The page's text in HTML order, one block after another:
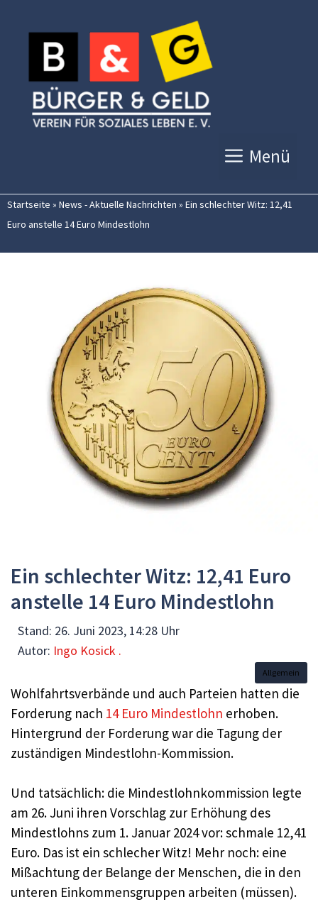
Inhalt
springen
Menü
Startseite » News - Aktuelle Nachrichten » Ein schlechter Witz: 12,41
Euro anstelle 14 Euro Mindestlohn
Ein schlechter Witz: 12,41 Euro
anstelle 14 Euro Mindestlohn
Stand: 26. Juni 2023, 14:28 Uhr
Autor: Ingo Kosick .
Allgemein
Wohlfahrtsverbände und auch Parteien hatten die
Forderung nach 14 Euro Mindestlohn erhoben.
Hintergrund der Forderung war die Tagung der
zuständigen Mindestlohn-Kommission.
Und tatsächlich: die Mindestlohnkommission legte
am 26. Juni ihren Vorschlag zur Erhöhung des
Mindestlohns zum 1. Januar 2024 vor: schmale 12,41
Euro. Das ist ein schlecher Witz! Mehr noch: eine
Mißachtung der Belange der Menschen, die in den
unteren Einkommensgruppen arbeiten (müssen).